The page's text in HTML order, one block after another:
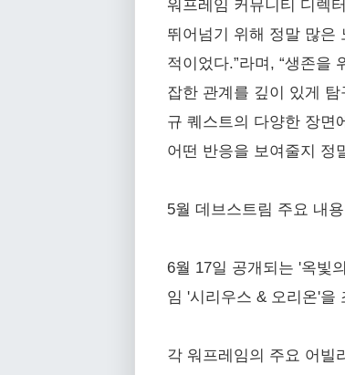
워프레임 커뮤니티 디렉
뛰어넘기 위해 정말 많은
적이었다.”라며, “생존을
잡한 관계를 깊이 있게
규 퀘스트의 다양한 장면
어떤 반응을 보여줄지 정
5월 데브스트림 주요 내
6월 17일 공개되는 '옥빛
임 '시리우스 & 오리온'을
각 워프레임의 주요 어빌